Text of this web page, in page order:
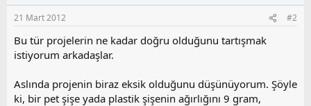
21 Mart 2012
#2
Bu tür projelerin ne kadar doğru olduğunu tartışmak
istiyorum arkadaşlar.
Aslında projenin biraz eksik olduğunu düşünüyorum. Şöyle
ki, bir pet şişe yada plastik şişenin ağırlığını 9 gram,